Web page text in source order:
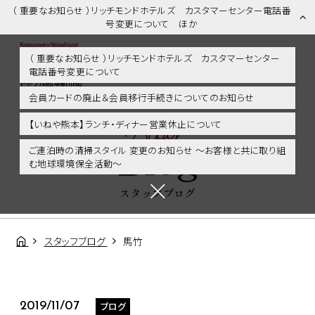
（ 重要なお知らせ ）リッチモンドホテルズ カスタマーセンター電話番
号変更について ほか
（ 重要なお知らせ ）リッチモンドホテルズ カスタマーセンター
電話番号変更について
会員カードの廃止＆会員移行手続きについてのお知らせ
【いねや熊本】ランチ・ディナー営業休止について
ご連泊時の清掃スタイル 変更のお知らせ ～お客様と共に取り組
む地球環境保全活動～
スタッフブログ | 熊本市内・新市街・熊本城に好アクセス！リッチモン
ドホテル熊本新市街
Blog
Blog
スタッフブログ
スタッフブログ 馬竹
2019/11/07 ブログ